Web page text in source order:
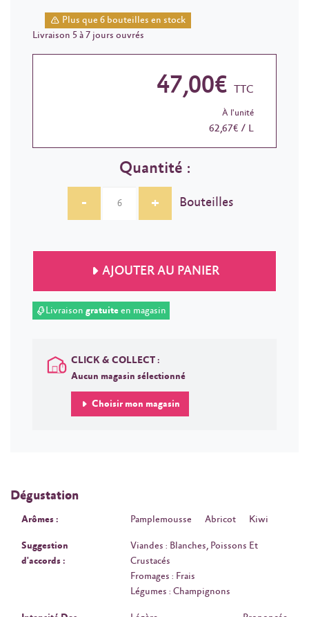
Plus que 6 bouteilles en stock
Livraison 5 à 7 jours ouvrés
47,00€ TTC
À l'unité
62,67€ / L
Quantité :
-
+ Bouteilles
AJOUTER AU PANIER
Livraison gratuiteen magasin
CLICK & COLLECT :
Aucun magasin sélectionné
Choisir mon magasin
Dégustation
Arômes : Pamplemousse Abricot Kiwi
Suggestion
d'accords :
Viandes : Blanches, Poissons Et
Crustacés
Fromages : Frais
Légumes : Champignons